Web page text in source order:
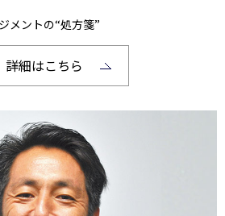
メントの“処方箋”
詳細はこちら